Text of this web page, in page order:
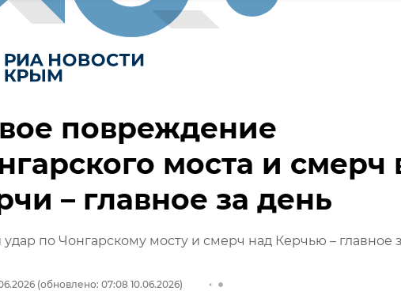
повреждение
моста и смерч
– главное за день
по Чонгарскому мосту и смерч над Керчью – главное
(обновлено: 07:08 10.06.2026)